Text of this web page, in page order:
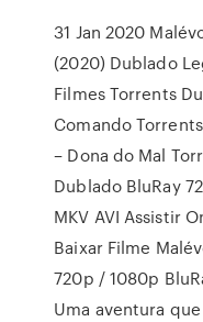
31 Jan 2020
(2020) Dublado
Filmes Torrents
Comando
– Dona do Mal
Dublado BluRay
MKV AVI Assistir
Baixar Filme
720p / 1080p
Uma aventura